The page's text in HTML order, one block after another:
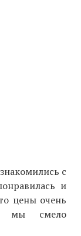
с
и
цены очень
мы смело